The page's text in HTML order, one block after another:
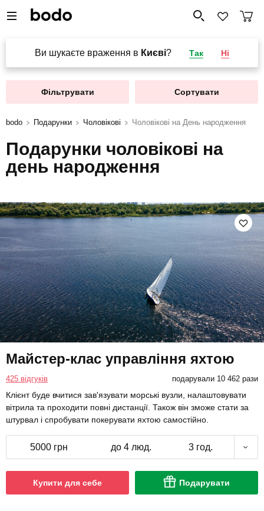
Ви шукаєте враження в Києві? Так Ні
Фільтрувати Сортувати
bodo Подарунки Чоловікові Чоловікові на День народження
Подарунки чоловікові на
день народження
Майстер-клас управління яхтою
425 відгуків подарували 10 462 рази
Клієнт буде вчитися зав'язувати морські вузли, налаштовувати
вітрила та проходити повні дистанції. Також він зможе стати за
штурвал і спробувати покерувати яхтою самостійно.
5000 грн до 4 люд. 3 год.
Купити для себе Подарувати